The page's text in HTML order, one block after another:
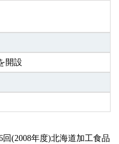
開設
(2008年度)北海道加工食品